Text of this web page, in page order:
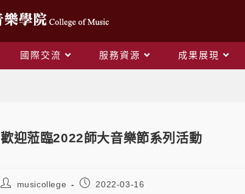
國際交流 服務資源 成果展現
歡迎蒞臨2022師大音樂節系列活動
musicollege 2022-03-16